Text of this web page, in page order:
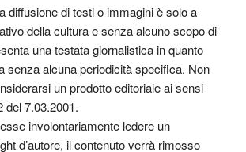
diffusione di testi o immagini è solo a
della cultura e senza alcuno scopo di
una testata giornalistica in quanto
senza alcuna periodicità specifica. Non
un prodotto editoriale ai sensi
del 7.03.2001.
involontariamente ledere un
d’autore, il contenuto verrà rimosso